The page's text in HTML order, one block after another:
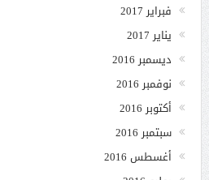
فبراير 2017
يناير 2017
ديسمبر 2016
نوفمبر 2016
أكتوبر 2016
سبتمبر 2016
أغسطس 2016